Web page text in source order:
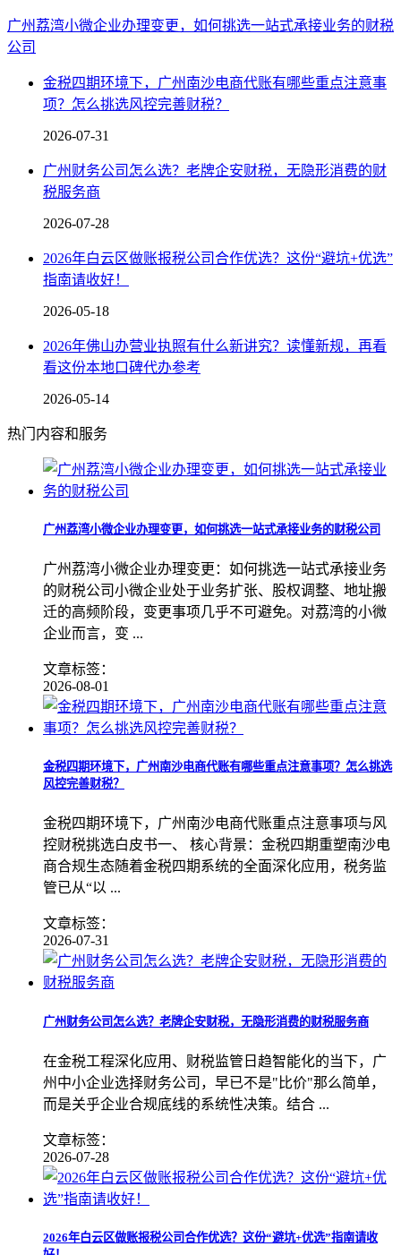
广州荔湾小微企业办理变更，如何挑选一站式承接业务的财税
公司
金税四期环境下，广州南沙电商代账有哪些重点注意事
项？怎么挑选风控完善财税？
2026-07-31
广州财务公司怎么选？老牌企安财税，无隐形消费的财
税服务商
2026-07-28
​2026年白云区做账报税公司合作优选？这份“避坑+优选”
指南请收好！
2026-05-18
2026年佛山办营业执照有什么新讲究？读懂新规，再看
看这份本地口碑代办参考
2026-05-14
热门内容和服务
广州荔湾小微企业办理变更，如何挑选一站式承接业务的财税公司
广州荔湾小微企业办理变更：如何挑选一站式承接业务
的财税公司小微企业处于业务扩张、股权调整、地址搬
迁的高频阶段，变更事项几乎不可避免。对荔湾的小微
企业而言，变 ...
文章标签：
2026-08-01
金税四期环境下，广州南沙电商代账有哪些重点注意事项？怎么挑选
风控完善财税？
金税四期环境下，广州南沙电商代账重点注意事项与风
控财税挑选白皮书一、 核心背景：金税四期重塑南沙电
商合规生态随着金税四期系统的全面深化应用，税务监
管已从“以 ...
文章标签：
2026-07-31
广州财务公司怎么选？老牌企安财税，无隐形消费的财税服务商
在金税工程深化应用、财税监管日趋智能化的当下，广
州中小企业选择财务公司，早已不是"比价"那么简单，
而是关乎企业合规底线的系统性决策。结合 ...
文章标签：
2026-07-28
​2026年白云区做账报税公司合作优选？这份“避坑+优选”指南请收